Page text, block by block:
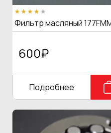
Фильтр масляный
600₽
Подробнее